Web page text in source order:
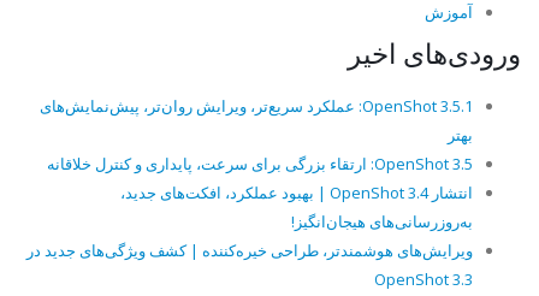
آموزش
ورودی‌های اخیر
OpenShot 3.5.1: عملکرد سریع‌تر، ویرایش روان‌تر، پیش‌نمایش‌های
بهتر
OpenShot 3.5: ارتقاء بزرگی برای سرعت، پایداری و کنترل خلاقانه
انتشار OpenShot 3.4 | بهبود عملکرد، افکت‌های جدید،
به‌روزرسانی‌های هیجان‌انگیز!
ویرایش‌های هوشمندتر، طراحی خیره‌کننده | کشف ویژگی‌های جدید در
OpenShot 3.3